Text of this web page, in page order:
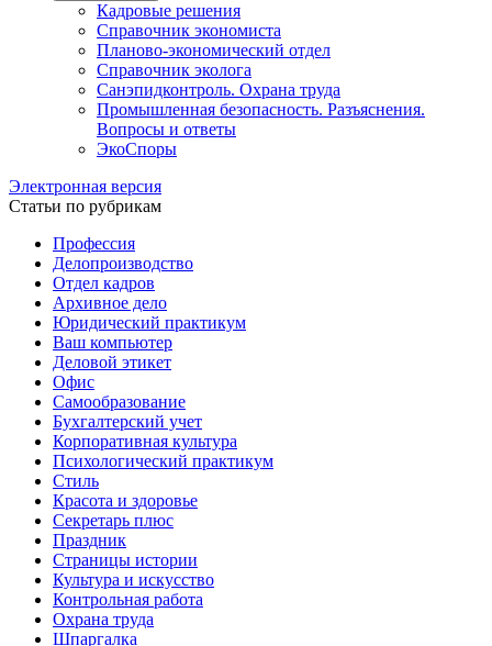
Кадровые решения
Справочник экономиста
Планово-экономический отдел
Справочник эколога
Санэпидконтроль. Охрана труда
Промышленная безопасность. Разъяснения.
Вопросы и ответы
ЭкоСпоры
Электронная версия
Статьи по рубрикам
Профессия
Делопроизводство
Отдел кадров
Архивное дело
Юридический практикум
Ваш компьютер
Деловой этикет
Офис
Самообразование
Бухгалтерский учет
Корпоративная культура
Психологический практикум
Стиль
Красота и здоровье
Секретарь плюс
Праздник
Страницы истории
Культура и искусство
Контрольная работа
Охрана труда
Шпаргалка